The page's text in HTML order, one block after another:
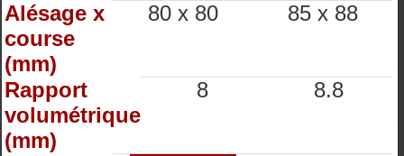
Alésage x
course
(mm)
80 x 80 85 x 88
Rapport
volumétrique
(mm)
8 8.8